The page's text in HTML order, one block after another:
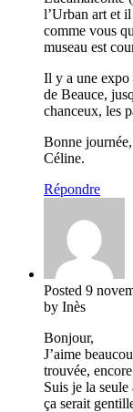
l’Urban art et
comme vous
museau est
Il y a une expo
de Beauce,
chanceux, les
Bonne journée,
Céline.
Répondre
Posted 9
by Inès
Bonjour,
J’aime
trouvée,
Suis je la seule
ça serait